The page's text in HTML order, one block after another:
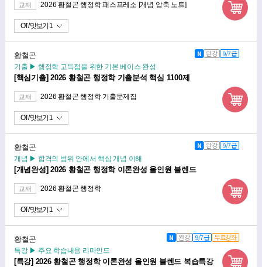
교재 2026 황철곤 행정학 패스프레소 [개념 압축 노트]
OT 맛보기 1
황철곤 N 완강 9/7급
기출 ▶ 행정학 고득점을 위한 기본 베이스 완성
[핵심기출] 2026 황철곤 행정학 기출분석 핵심 1100제
교재 2026 황철곤 행정학 기출문제집
OT 맛보기 1
황철곤 N 완강 9/7급
개념 ▶ 합격의 범위 안에서 핵심 개념 이해
[개념완성] 2026 황철곤 행정학 이론완성 올인원 블렌드
교재 2026 황철곤 행정학
OT 맛보기 1
황철곤 N 완강 9/7급 무료강좌
특강 ▶ 주요 학습내용 리마인드
[특강] 2026 황철곤 행정학 이론완성 올인원 블렌드 복습특강